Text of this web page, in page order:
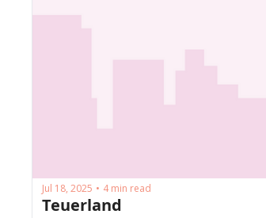
Jul 18, 2025 • 4 min read
Teuerland